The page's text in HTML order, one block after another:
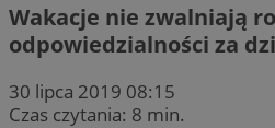
Wakacje nie zwalniają
odpowiedzialności za
30 lipca 2019 08:15
Czas czytania: 8 min.